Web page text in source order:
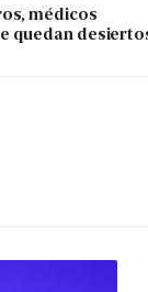
médicos
quedan